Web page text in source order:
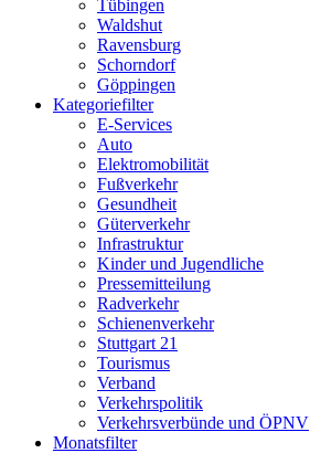
Tübingen
Waldshut
Ravensburg
Schorndorf
Göppingen
Kategoriefilter
E-Services
Auto
Elektromobilität
Fußverkehr
Gesundheit
Güterverkehr
Infrastruktur
Kinder und Jugendliche
Pressemitteilung
Radverkehr
Schienenverkehr
Stuttgart 21
Tourismus
Verband
Verkehrspolitik
Verkehrsverbünde und ÖPNV
Monatsfilter